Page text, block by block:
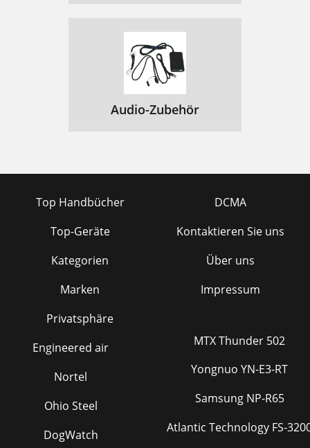
Audio-Zubehör
Top Handbücher
Top-Geräte
Kategorien
Marken
Privatsphäre
DCMA
Kontaktieren Sie uns
Über uns
Impressum
Engineered air
Nortel
Ohio Steel
DogWatch
MTX Thunder 502
Yongnuo YN-E3-RT
Samsung NP-R65
Atlantic Technology FS-